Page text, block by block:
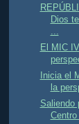
Dios
...
El MIC
Inicia el
la
Saliendo